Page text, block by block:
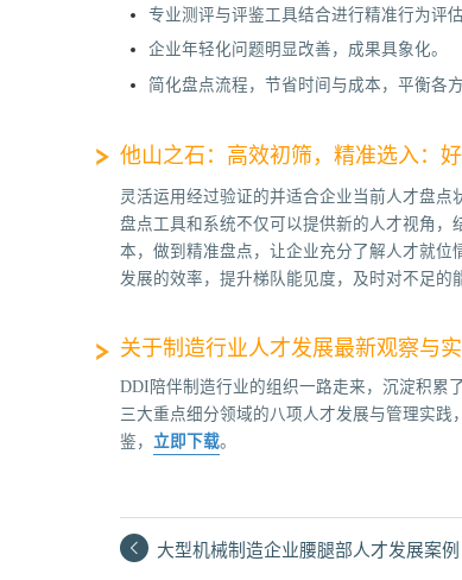
专业测评与评鉴工具结合进行精准行为评
企业年轻化问题明显改善，成果具象化。
简化盘点流程，节省时间与成本，平衡各
他山之石：高效初筛，精准选入：
灵活运用经过验证的并适合企业当前人才盘
盘点工具和系统不仅可以提供新的人才视角
本，做到精准盘点，让企业充分了解人才就
发展的效率，提升梯队能见度，及时对不足的
关于制造行业人才发展最新观察与
DDI陪伴制造行业的组织一路走来，沉淀积累
三大重点细分领域的八项人才发展与管理实
鉴， 立即下载。
大型机械制造企业腰腿部人才发展案例